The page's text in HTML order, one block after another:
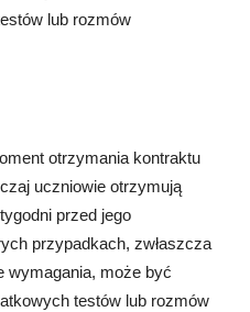
lub rozmów
otrzymania kontraktu
uczniowie otrzymują
przed jego
przypadkach, zwłaszcza
wymagania, może być
testów lub rozmów